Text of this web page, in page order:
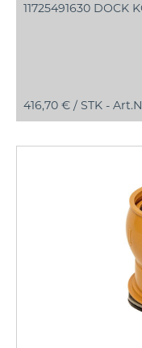
11725491630 DOCK
416,70 € / STK -